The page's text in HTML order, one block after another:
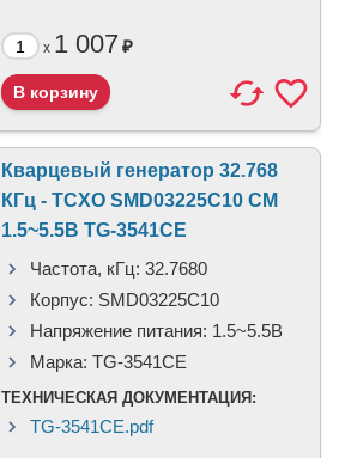
x 1 007₽
Кварцевый генератор 32.768
КГц - TCXO SMD03225C10 CM
1.5~5.5В TG-3541CE
Частота, кГц: 32.7680
Корпус: SMD03225C10
Напряжение питания: 1.5~5.5В
Марка: TG-3541CE
ТЕХНИЧЕСКАЯ ДОКУМЕНТАЦИЯ:
TG-3541CE.pdf